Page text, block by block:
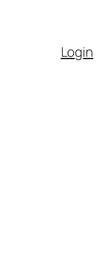
Login